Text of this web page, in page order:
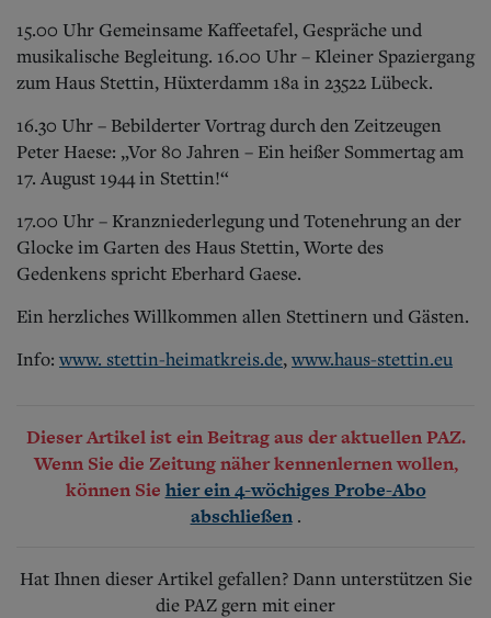
15.00 Uhr Gemeinsame Kaffeetafel, Gespräche und
musikalische Begleitung. 16.00 Uhr – Kleiner Spaziergang
zum Haus Stettin, Hüxterdamm 18a in 23522 Lübeck.
16.30 Uhr – Bebilderter Vortrag durch den Zeitzeugen
Peter Haese: „Vor 80 Jahren – Ein heißer Sommertag am
17. August 1944 in Stettin!“
17.00 Uhr – Kranzniederlegung und Totenehrung an der
Glocke im Garten des Haus Stettin, Worte des
Gedenkens spricht Eberhard Gaese.
Ein herzliches Willkommen allen Stettinern und Gästen.
Info: www. stettin-heimatkreis.de,www.haus-stettin.eu
Dieser Artikel ist ein Beitrag aus der aktuellen PAZ.
Wenn Sie die Zeitung näher kennenlernen wollen,
können Sie hier ein 4-wöchiges Probe-Abo
abschließen .
Hat Ihnen dieser Artikel gefallen? Dann unterstützen Sie
die PAZ gern mit einer